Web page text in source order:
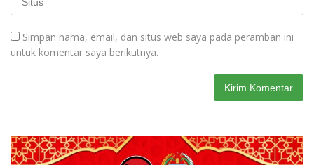
Simpan nama, email, dan situs web saya pada peramban ini
untuk komentar saya berikutnya.